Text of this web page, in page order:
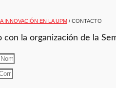
INNOVACIÓN EN LA UPM / CONTACTO
con la organización de la